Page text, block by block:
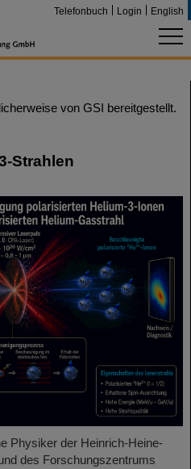
Telefonbuch Login English
von GSI bereitgestellt.
Strahlen
Physiker der Heinrich-Heine-
des Forschungszentrums